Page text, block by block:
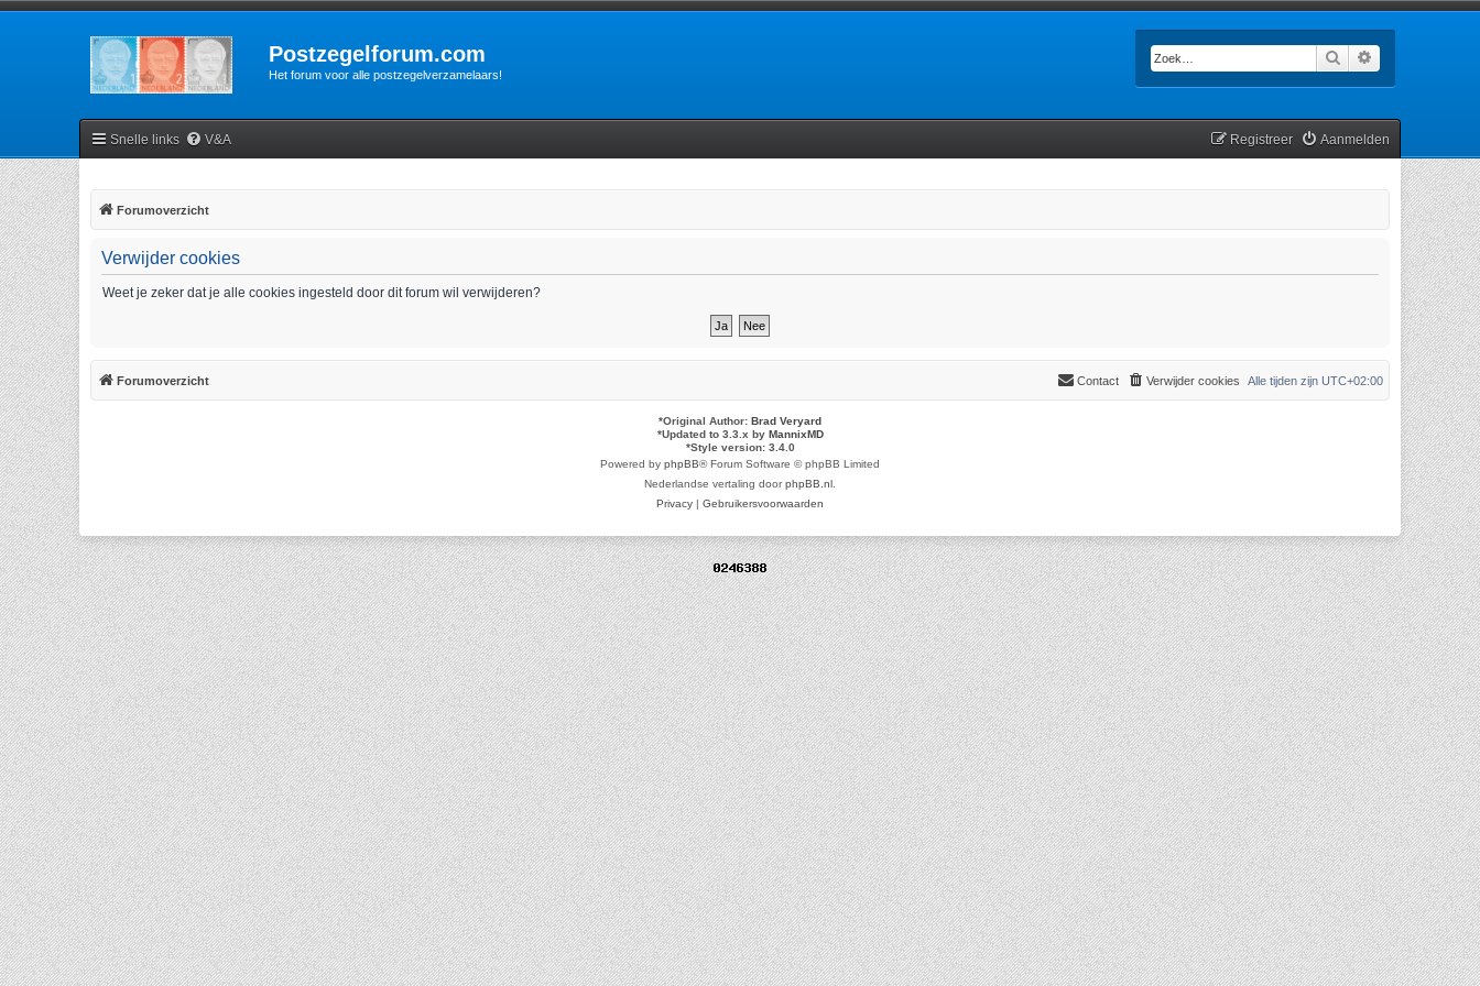
Postzegelforum.com
Het forum voor alle postzegelverzamelaars!
Zoek
Snelle links V&A Aanmelden
Registreer
Forumoverzicht
Verwijder cookies
Weet je zeker dat je alle cookies ingesteld door dit forum wil verwijderen?
Forumoverzicht Alle tijden zijn UTC+02:00
Verwijder cookies
Contact
*Original Author: Brad Veryard
*Updated to 3.3.x by MannixMD
*Style version: 3.4.0
Powered by phpBB® Forum Software © phpBB Limited
Nederlandse vertaling doorphpBB.nl
Privacy | Gebruikersvoorwaarden